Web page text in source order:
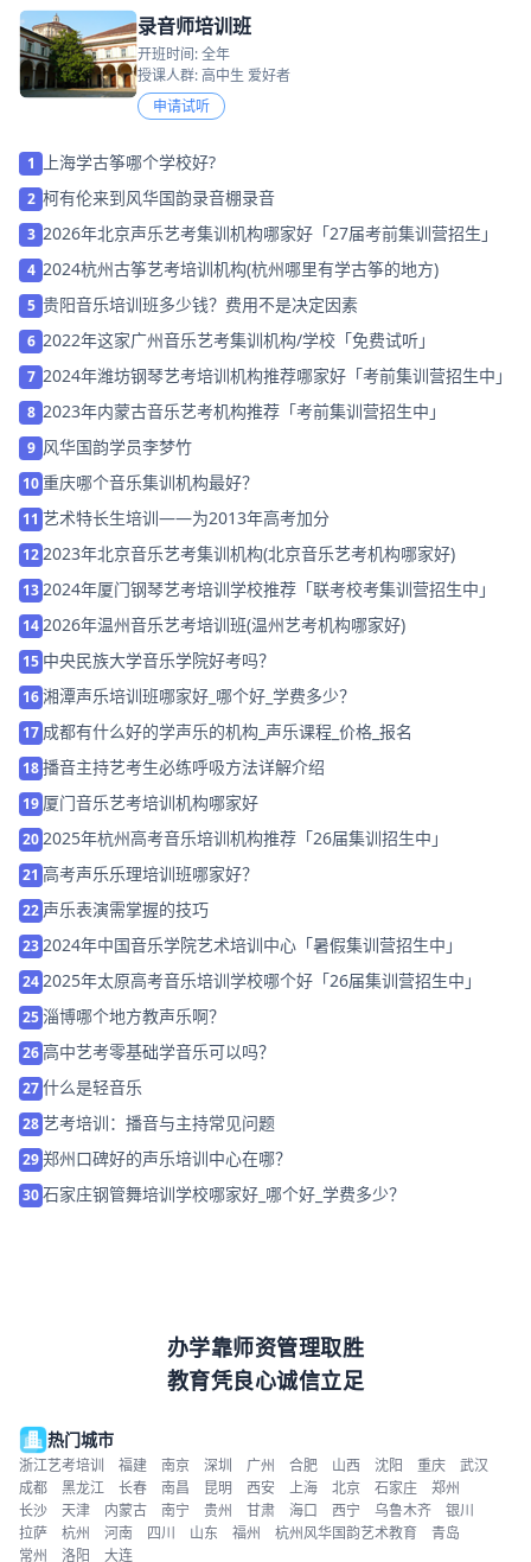
录音师培训班
开班时间: 全年
授课人群: 高中生 爱好者
申请试听
1 上海学古筝哪个学校好?
2 柯有伦来到风华国韵录音棚录音
3 2026年北京声乐艺考集训机构哪家好「27届考前集训营招生」
4 2024杭州古筝艺考培训机构(杭州哪里有学古筝的地方)
5 贵阳音乐培训班多少钱？费用不是决定因素
6 2022年这家广州音乐艺考集训机构/学校「免费试听」
7 2024年潍坊钢琴艺考培训机构推荐哪家好「考前集训营招生中」
8 2023年内蒙古音乐艺考机构推荐「考前集训营招生中」
9 风华国韵学员李梦竹
10重庆哪个音乐集训机构最好？
11 艺术特长生培训——为2013年高考加分
122023年北京音乐艺考集训机构(北京音乐艺考机构哪家好)
132024年厦门钢琴艺考培训学校推荐「联考校考集训营招生中」
142026年温州音乐艺考培训班(温州艺考机构哪家好)
15 中央民族大学音乐学院好考吗？
16湘潭声乐培训班哪家好_哪个好_学费多少？
17 成都有什么好的学声乐的机构_声乐课程_价格_报名
18播音主持艺考生必练呼吸方法详解介绍
19 厦门音乐艺考培训机构哪家好
202025年杭州高考音乐培训机构推荐「26届集训招生中」
21 高考声乐乐理培训班哪家好？
22 声乐表演需掌握的技巧
232024年中国音乐学院艺术培训中心「暑假集训营招生中」
242025年太原高考音乐培训学校哪个好「26届集训营招生中」
25淄博哪个地方教声乐啊？
26高中艺考零基础学音乐可以吗？
27什么是轻音乐
28艺考培训：播音与主持常见问题
29郑州口碑好的声乐培训中心在哪？
30石家庄钢管舞培训学校哪家好_哪个好_学费多少？
办学靠师资管理取胜
教育凭良心诚信立足
热门城市
浙江艺考培训 福建 南京 深圳 广州 合肥 山西 沈阳 重庆
武汉
成都
黑龙江 长春 南昌 昆明 西安 上海 北京 石家庄
郑州
长沙
天津 内蒙古 南宁 贵州 甘肃 海口 西宁 乌鲁木齐
银川
拉萨
杭州 河南 四川 山东 福州 杭州风华国韵艺术教育
青岛
常州
洛阳 大连